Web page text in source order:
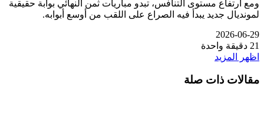
ومع ارتفاع مستوى التنافس، تبدو مباريات ثمن النهائي بوابة حقيقية
لمونديال جديد يبدأ فيه الصراع على اللقب من أوسع أبوابه.
2026-06-29
21 دقيقة واحدة
اظهر المزيد
مقالات ذات صلة